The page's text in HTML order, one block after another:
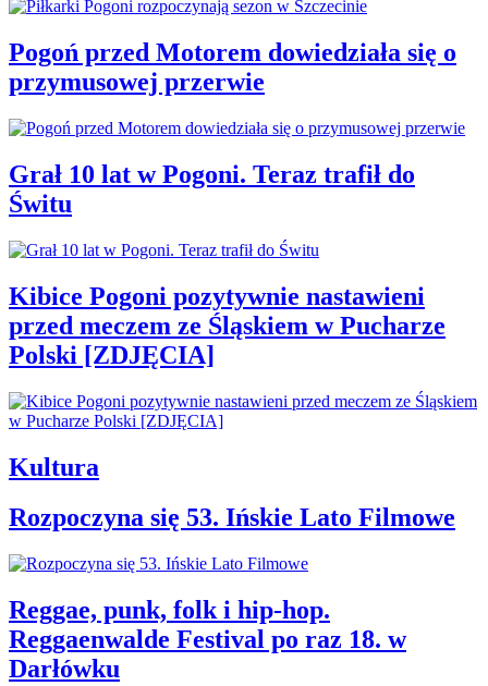
Pogoń przed Motorem dowiedziała się o
przymusowej przerwie
Grał 10 lat w Pogoni. Teraz trafił do
Świtu
Kibice Pogoni pozytywnie nastawieni
przed meczem ze Śląskiem w Pucharze
Polski [ZDJĘCIA]
Kultura
Rozpoczyna się 53. Ińskie Lato Filmowe
Reggae, punk, folk i hip-hop.
Reggaenwalde Festival po raz 18. w
Darłówku